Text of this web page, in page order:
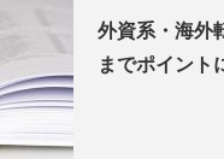
外資系・海外
までポイント